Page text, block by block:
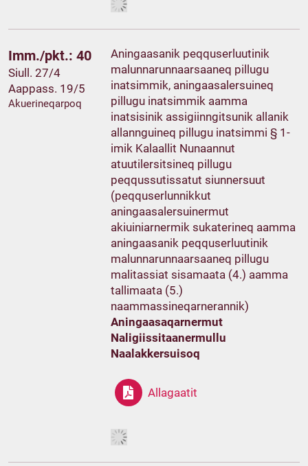
Imm./pkt.: 40
Siull. 27/4
Aappass. 19/5
Akuerineqarpoq
Aningaasanik peqquserluutinik
malunnarunnaarsaaneq pillugu
inatsimmik, aningaasalersuineq
pillugu inatsimmik aamma
inatsisinik assigiinngitsunik allanik
allannguineq pillugu inatsimmi § 1-
imik Kalaallit Nunaannut
atuutilersitsineq pillugu
peqqussutissatut siunnersuut
(peqquserlunnikkut
aningaasalersuinermut
akiuiniarnermik sukaterineq aamma
aningaasanik peqquserluutinik
malunnarunnaarsaaneq pillugu
malitassiat sisamaata (4.) aamma
tallimaata (5.)
naammassineqarnerannik)
Aningaasaqarnermut
Naligiissitaanermullu
Naalakkersuisoq
Allagaatit